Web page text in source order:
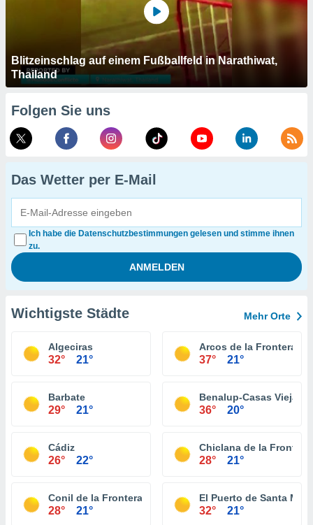
Blitzeinschlag auf einem Fußballfeld in Narathiwat,
Thailand
Folgen Sie uns
Das Wetter per E-Mail
Ich habe die Datenschutzbestimmungen gelesen und stimme ihnen
zu.
Wichtigste Städte Mehr Orte
Algeciras
32° 21°
Arcos de la Frontera
37° 21°
Barbate
29° 21°
Benalup-Casas Viejas
36° 20°
Cádiz
26° 22°
Chiclana de la Frontera
28° 21°
Conil de la Frontera
28° 21°
El Puerto de Santa
32° 21°